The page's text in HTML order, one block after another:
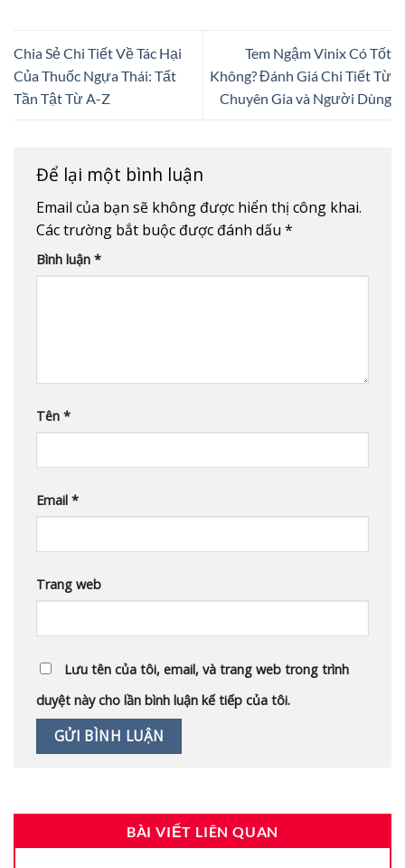
Chia Sẻ Chi Tiết Về Tác Hại
Của Thuốc Ngựa Thái: Tất
Tần Tật Từ A-Z
Tem Ngậm Vinix Có Tốt
Không? Đánh Giá Chi Tiết Từ
Chuyên Gia và Người Dùng
Để lại một bình luận
Email của bạn sẽ không được hiển thị công khai.
Các trường bắt buộc được đánh dấu *
Bình luận *
Tên *
Email *
Trang web
Lưu tên của tôi, email, và trang web trong trình
duyệt này cho lần bình luận kế tiếp của tôi.
BÀI VIẾT LIÊN QUAN